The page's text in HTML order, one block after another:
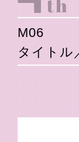
M06
タイトル